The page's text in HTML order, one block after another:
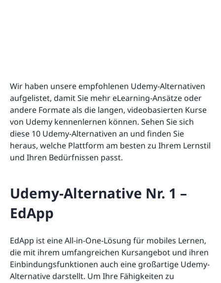
Wir haben unsere empfohlenen Udemy-Alternativen
aufgelistet, damit Sie mehr eLearning-Ansätze oder
andere Formate als die langen, videobasierten Kurse
von Udemy kennenlernen können. Sehen Sie sich
diese 10 Udemy-Alternativen an und finden Sie
heraus, welche Plattform am besten zu Ihrem Lernstil
und Ihren Bedürfnissen passt.
Udemy-Alternative Nr. 1 –
EdApp
EdApp ist eine All-in-One-Lösung für mobiles Lernen,
die mit ihrem umfangreichen Kursangebot und ihren
Einbindungsfunktionen auch eine großartige Udemy-
Alternative darstellt. Um Ihre Fähigkeiten zu